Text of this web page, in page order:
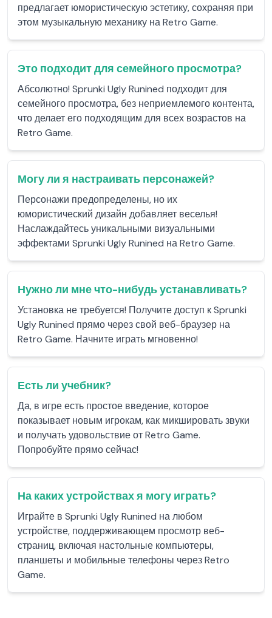
предлагает юмористическую эстетику, сохраняя при
этом музыкальную механику на Retro Game.
Это подходит для семейного просмотра?
Абсолютно! Sprunki Ugly Runined подходит для
семейного просмотра, без неприемлемого контента,
что делает его подходящим для всех возрастов на
Retro Game.
Могу ли я настраивать персонажей?
Персонажи предопределены, но их
юмористический дизайн добавляет веселья!
Наслаждайтесь уникальными визуальными
эффектами Sprunki Ugly Runined на Retro Game.
Нужно ли мне что-нибудь устанавливать?
Установка не требуется! Получите доступ к Sprunki
Ugly Runined прямо через свой веб-браузер на
Retro Game. Начните играть мгновенно!
Есть ли учебник?
Да, в игре есть простое введение, которое
показывает новым игрокам, как микшировать звуки
и получать удовольствие от Retro Game.
Попробуйте прямо сейчас!
На каких устройствах я могу играть?
Играйте в Sprunki Ugly Runined на любом
устройстве, поддерживающем просмотр веб-
страниц, включая настольные компьютеры,
планшеты и мобильные телефоны через Retro
Game.